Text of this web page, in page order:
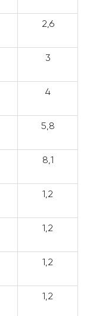
2,6
3
4
5,8
8,1
1,2
1,2
1,2
1,2